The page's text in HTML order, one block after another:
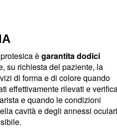
ègarantita dodici
su richiesta del paziente, la
di forma e di colore quando
effettivamente rilevati e
e quando le condizioni
cavità e degli annessi oculari